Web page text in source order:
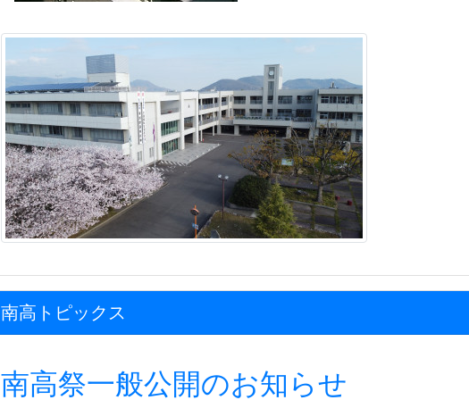
南高トピックス
南高祭一般公開のお知らせ